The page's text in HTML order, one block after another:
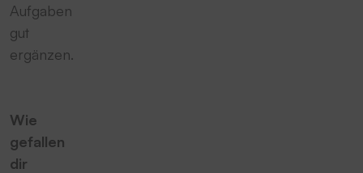
Aufgaben
gut
ergänzen.
Wie
gefallen
dir